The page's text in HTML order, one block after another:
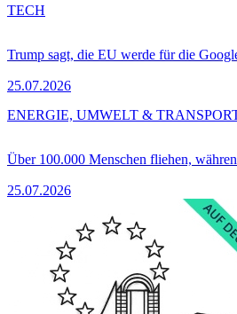
Trump sagt, die EU werde für die
25.07.2026
TECH
Über 100.000 Menschen fliehen,
25.07.2026
ENERGIE, UMWELT &